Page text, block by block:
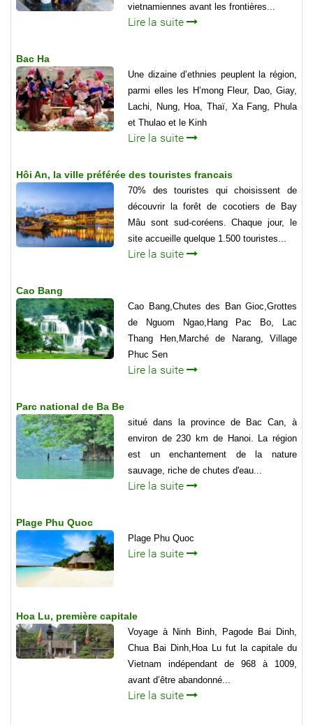
vietnamiennes avant les frontières...
Lire la suite
Bac Ha
Une dizaine d’ethnies peuplent la région,
parmi elles les H’mong Fleur, Dao, Giay,
Lachi, Nung, Hoa, Thaï, Xa Fang, Phula
et Thulao et le Kinh
Lire la suite
Hôi An, la ville préférée des touristes francais
70% des touristes qui choisissent de
découvrir la forêt de cocotiers de Bay
Mâu sont sud-coréens. Chaque jour, le
site accueille quelque 1.500 touristes...
Lire la suite
Cao Bang
Cao Bang,Chutes des Ban Gioc,Grottes
de Nguom Ngao,Hang Pac Bo, Lac
Thang Hen,Marché de Narang, Village
Phuc Sen
Lire la suite
Parc national de Ba Be
situé dans la province de Bac Can, à
environ de 230 km de Hanoi. La région
est un enchantement de la nature
sauvage, riche de chutes d'eau...
Lire la suite
Plage Phu Quoc
Plage Phu Quoc
Lire la suite
Hoa Lu, première capitale
Voyage à Ninh Binh, Pagode Bai Dinh,
Chua Bai Dinh,Hoa Lu fut la capitale du
Vietnam indépendant de 968 à 1009,
avant d’être abandonné...
Lire la suite